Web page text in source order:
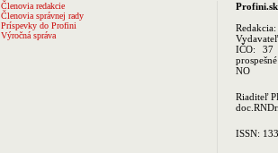
Členovia redakcie
Členovia správnej rady
Príspevky do Profini
Výročná správa
Profini.sk
Redakcia:
IČO: 37
NO
Riaditeľ
ISSN: